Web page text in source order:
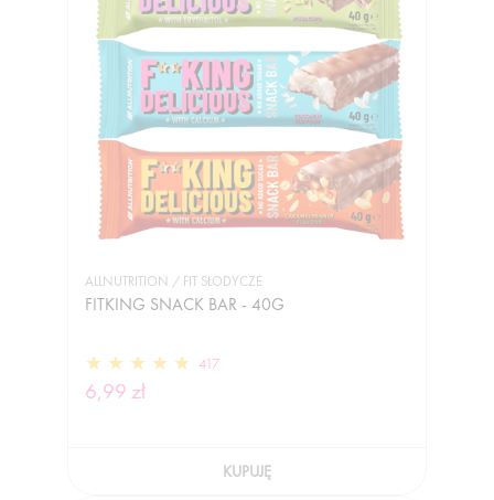
ALLNUTRITION / FIT SŁODYCZE
FITKING SNACK BAR - 40G
417
6,99 zł
KUPUJĘ